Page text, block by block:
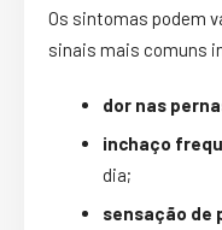
Os sintomas podem
sinais mais comuns
dor nas
inchaço
dia;
sensação de